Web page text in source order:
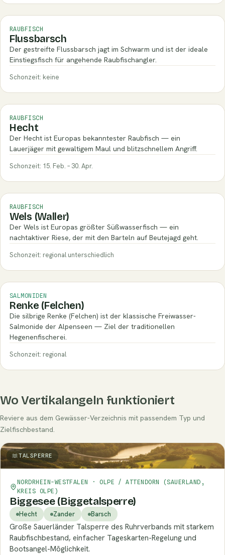
RAUBFISCH
Flussbarsch
Der gestreifte Flussbarsch jagt im Schwarm und ist der ideale
Einstiegsfisch für angehende Raubfischangler.
Schonzeit: keine
RAUBFISCH
Hecht
Der Hecht ist Europas bekanntester Raubfisch — ein
Lauerjäger mit gewaltigem Maul und blitzschnellem Angriff.
Schonzeit: 15. Feb. – 30. Apr.
RAUBFISCH
Wels (Waller)
Der Wels ist Europas größter Süßwasserfisch — ein
nachtaktiver Riese, der mit den Barteln auf Beutejagd geht.
Schonzeit: regional unterschiedlich
SALMONIDEN
Renke (Felchen)
Die silbrige Renke (Felchen) ist der klassische Freiwasser-
Salmonide der Alpenseen — Ziel der traditionellen
Hegenenfischerei.
Schonzeit: regional
Wo Vertikalangeln funktioniert
Reviere aus dem Gewässer-Verzeichnis mit passendem Typ und
Zielfischbestand.
TALSPERRE
NORDRHEIN-WESTFALEN · OLPE / ATTENDORN (SAUERLAND,
KREIS OLPE)
Biggesee (Biggetalsperre)
Hecht Zander Barsch
Große Sauerländer Talsperre des Ruhrverbands mit starkem
Raubfischbestand, einfacher Tageskarten-Regelung und
Bootsangel-Möglichkeit.